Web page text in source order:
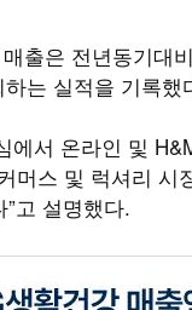
출은 전년동기대
는 실적을 기록했
서 온라인 및
머스 및 럭셔리
고 설명했다.